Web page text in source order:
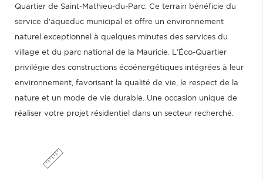
Quartier de Saint-Mathieu-du-Parc. Ce terrain bénéficie du
service d'aqueduc municipal et offre un environnement
naturel exceptionnel à quelques minutes des services du
village et du parc national de la Mauricie. L'Éco-Quartier
privilégie des constructions écoénergétiques intégrées à leur
environnement, favorisant la qualité de vie, le respect de la
nature et un mode de vie durable. Une occasion unique de
réaliser votre projet résidentiel dans un secteur recherché.